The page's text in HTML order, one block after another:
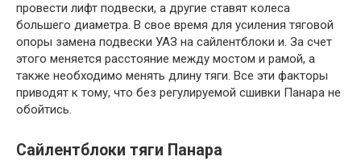
провести лифт подвески, а другие ставят колеса
большего диаметра. В свое время для усиления тяговой
опоры замена подвески УАЗ на сайлентблоки и. За счет
этого меняется расстояние между мостом и рамой, а
также необходимо менять длину тяги. Все эти факторы
приводят к тому, что без регулируемой сшивки Панара не
обойтись.
Сайлентблоки тяги Панара